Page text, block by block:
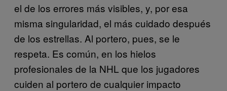
el de los errores más visibles, y, por esa
misma singularidad, el más cuidado después
de los estrellas. Al portero, pues, se le
respeta. Es común, en los hielos
profesionales de la NHL que los jugadores
cuiden al portero de cualquier impacto